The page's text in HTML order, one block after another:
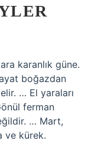
karanlık güne.
boğazdan
… El yaraları
ferman
… Mart,
ve kürek.